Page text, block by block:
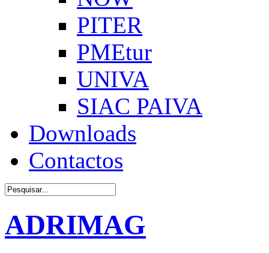
PITER
PMEtur
UNIVA
SIAC PAIVA
Downloads
Contactos
ADRIMAG